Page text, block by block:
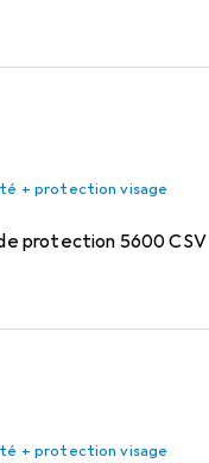
+ protection visage
protection 5600 CSV
+ protection visage